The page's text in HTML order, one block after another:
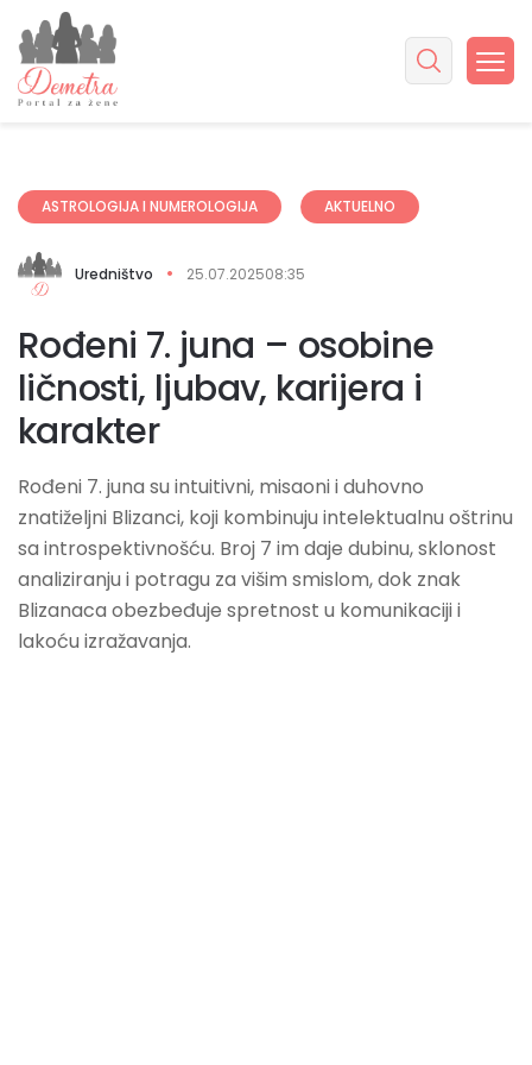
ASTROLOGIJA I NUMEROLOGIJA AKTUELNO
Uredništvo 25.07.202508:35
Rođeni 7. juna – osobine
ličnosti, ljubav, karijera i
karakter
Rođeni 7. juna su intuitivni, misaoni i duhovno
znatiželjni Blizanci, koji kombinuju intelektualnu oštrinu
sa introspektivnošću. Broj 7 im daje dubinu, sklonost
analiziranju i potragu za višim smislom, dok znak
Blizanaca obezbeđuje spretnost u komunikaciji i
lakoću izražavanja.